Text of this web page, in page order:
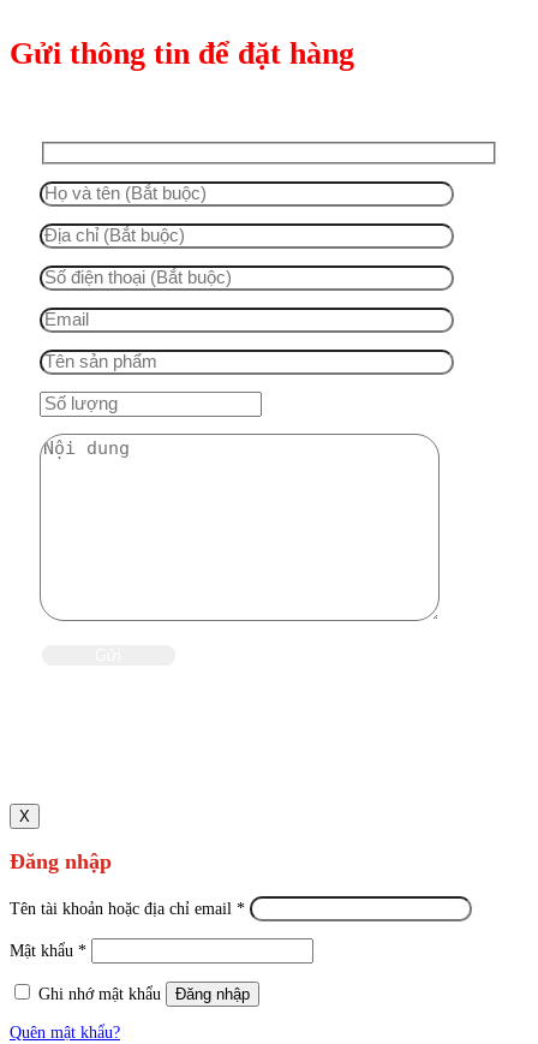
Gửi thông tin để đặt hàng
X
Đăng nhập
Tên tài khoản hoặc địa chỉ email *
Mật khẩu *
Ghi nhớ mật khẩu Đăng nhập
Quên mật khẩu?